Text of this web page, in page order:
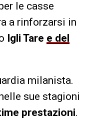
le casse
a rinforzarsi in
Igli Tare e del
milanista.
sue stagioni
prestazioni.